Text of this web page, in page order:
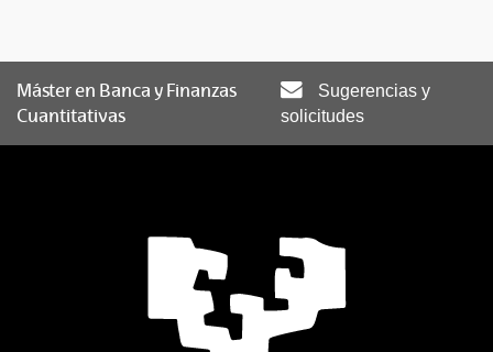
Máster en Banca y Finanzas
Cuantitativas
Sugerencias y
solicitudes